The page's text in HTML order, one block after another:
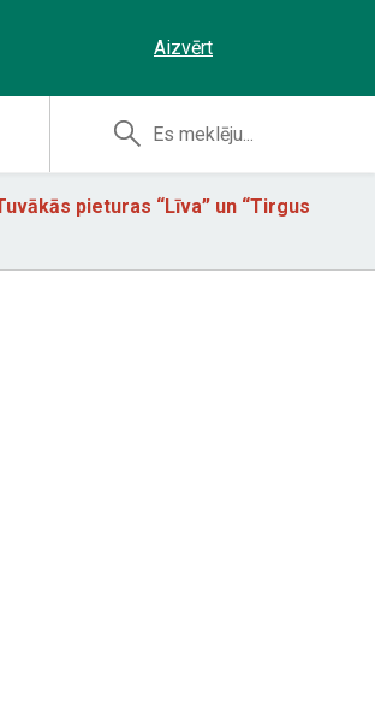
Aizvērt
pieturas “Līva” un “Tirgus